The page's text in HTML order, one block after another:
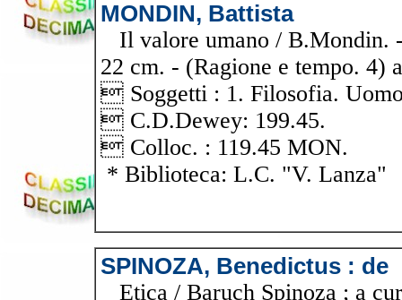
MONDIN, Battista
Il valore umano / B.Mondin.
22 cm. - (Ragione e tempo. 4)
 Soggetti : 1. Filosofia.
 C.D.Dewey: 199.45.
 Colloc. : 119.45 MON.
* Biblioteca: L.C. "V. Lanza"
SPINOZA, Benedictus : de
Etica / Baruch Spinoza ; a